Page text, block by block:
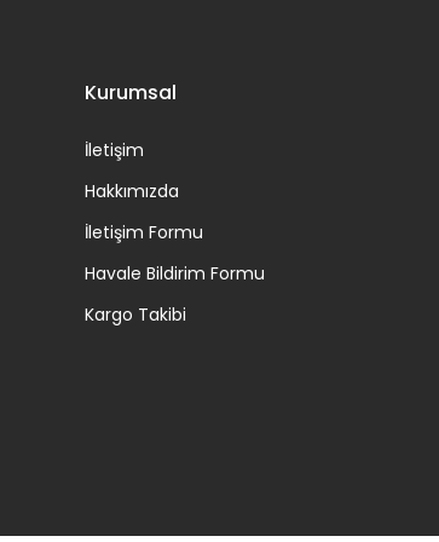
Kurumsal
İletişim
Hakkımızda
İletişim Formu
Havale Bildirim Formu
Kargo Takibi